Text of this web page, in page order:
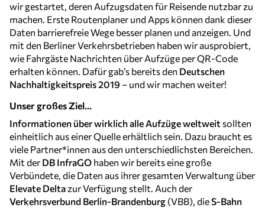
wir gestartet, deren Aufzugsdaten für Reisende nutzbar zu
machen. Erste Routenplaner und Apps können dank dieser
Daten barrierefreie Wege besser planen und anzeigen. Und
mit den Berliner Verkehrsbetrieben haben wir ausprobiert,
wie Fahrgäste Nachrichten über Aufzüge per QR-Code
erhalten können. Dafür gab’s bereits den Deutschen
Nachhaltigkeitspreis 2019 – und wir machen weiter!
Unser großes Ziel…
Informationen über wirklich alle Aufzüge weltweit sollten
einheitlich aus einer Quelle erhältlich sein. Dazu braucht es
viele Partner*innen aus den unterschiedlichsten Bereichen.
Mit der DB InfraGO haben wir bereits eine große
Verbündete, die Daten aus ihrer gesamten Verwaltung über
Elevate Deltazur Verfügung stellt. Auch der
Verkehrsverbund Berlin-Brandenburg (VBB), dieS-Bahn